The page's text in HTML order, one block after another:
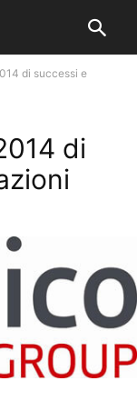
di successi e
di